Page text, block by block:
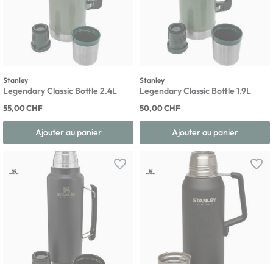
Stanley
Legendary Classic Bottle 2.4L
55,00 CHF
Ajouter au panier
Stanley
Legendary Classic Bottle 1.9L
50,00 CHF
Ajouter au panier
favorite_border favorite_border